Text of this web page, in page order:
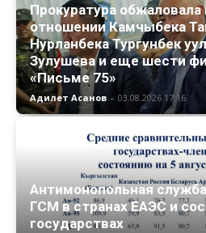
Прокуратура обжаловала
отношении Камчыбека
Нурланбека Тургунбек
Зулушева и еще шести
«Письме 75»
Адилет Асанов - 03.08.2026 17:16
Антимонопольная
ГСМ в странах ЕАЭС и
государствах